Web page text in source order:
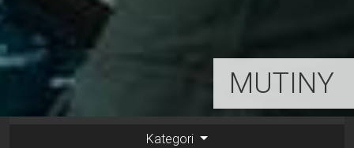
MUTINY
Kategori